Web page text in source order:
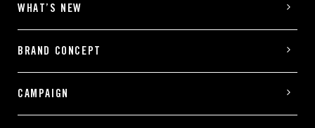
WHAT’S NEW
BRAND CONCEPT
CAMPAIGN